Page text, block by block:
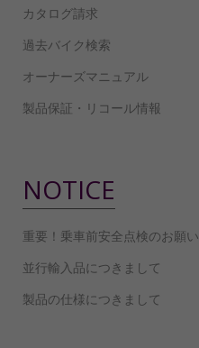
カタログ請求
過去バイク検索
オーナーズマニュアル
製品保証・リコール情報
NOTICE
重要！乗車前安全点検のお願い
並行輸入品につきまして
製品の仕様につきまして